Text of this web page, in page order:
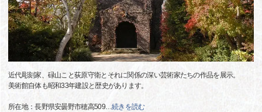
近代彫刻家、碌山こと荻原守衛とそれに関係の深い芸術家たちの作品を展示。
美術館自体も昭和33年建設と歴史があります。
所在地：長野県安曇野市穂高509…続きを読む